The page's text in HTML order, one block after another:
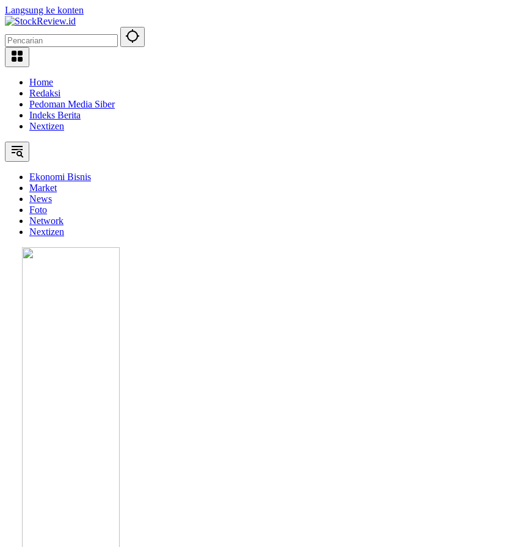
Langsung ke konten
Home
Redaksi
Pedoman Media Siber
Indeks Berita
Nextizen
Ekonomi Bisnis
Market
News
Foto
Network
Nextizen